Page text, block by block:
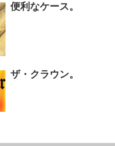
便利なケース。
ザ・クラウン。